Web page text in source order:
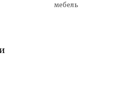
мебель